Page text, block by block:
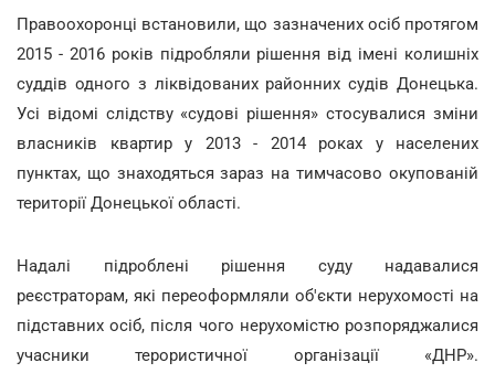
Правоохоронці встановили, що зазначених осіб протягом
2015 - 2016 років підробляли рішення від імені колишніх
суддів одного з ліквідованих районних судів Донецька.
Усі відомі слідству «судові рішення» стосувалися зміни
власників квартир у 2013 - 2014 роках у населених
пунктах, що знаходяться зараз на тимчасово окупованій
території Донецької області.
Надалі підроблені рішення суду надавалися
реєстраторам, які переоформляли об'єкти нерухомості на
підставних осіб, після чого нерухомістю розпоряджалися
учасники терористичної організації «ДНР».